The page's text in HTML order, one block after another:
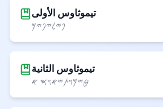
تيموثاوس الأولى
𐤐𐤉𐤋𐤉𐤐𐤉𐤌
تيموثاوس الثانية
𐤈𐤉𐤌𐤅𐤕𐤉𐤀𐤅𐤎 𐤀